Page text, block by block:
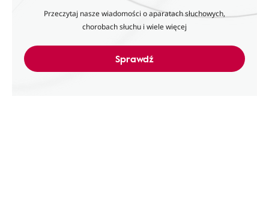
Przeczytaj nasze wiadomości o aparatach słuchowych,
chorobach słuchu i wiele więcej
Sprawdź